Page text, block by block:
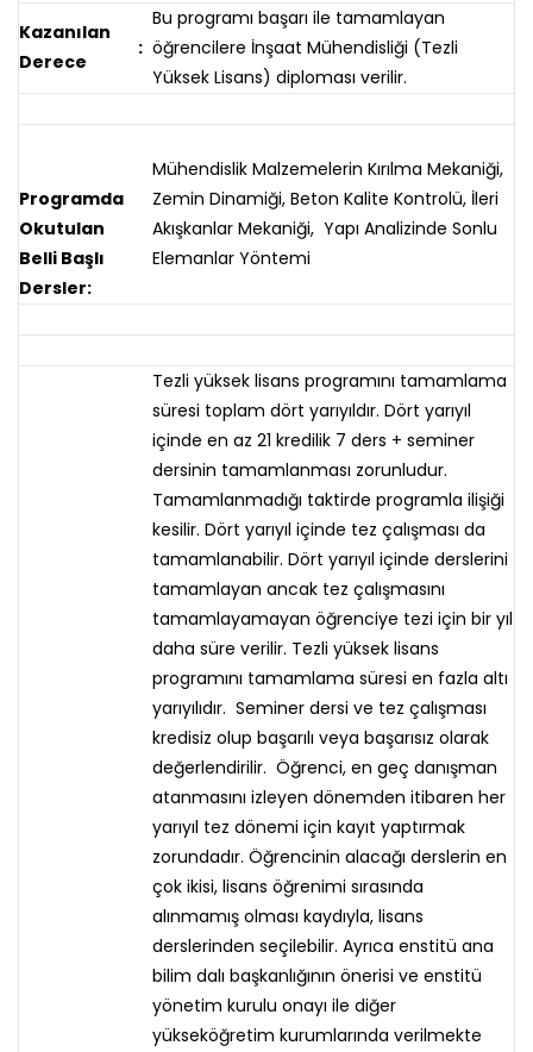
Kazanılan
Derece
:
Bu programı başarı ile tamamlayan
öğrencilere İnşaat Mühendisliği (Tezli
Yüksek Lisans) diploması verilir.
Programda
Okutulan
Belli Başlı
Dersler:
Mühendislik Malzemelerin Kırılma Mekaniği,
Zemin Dinamiği, Beton Kalite Kontrolü, İleri
Akışkanlar Mekaniği, Yapı Analizinde Sonlu
Elemanlar Yöntemi
Tezli yüksek lisans programını tamamlama
süresi toplam dört yarıyıldır. Dört yarıyıl
içinde en az 21 kredilik 7 ders + seminer
dersinin tamamlanması zorunludur.
Tamamlanmadığı taktirde programla ilişiği
kesilir. Dört yarıyıl içinde tez çalışması da
tamamlanabilir. Dört yarıyıl içinde derslerini
tamamlayan ancak tez çalışmasını
tamamlayamayan öğrenciye tezi için bir yıl
daha süre verilir. Tezli yüksek lisans
programını tamamlama süresi en fazla altı
yarıyılıdır. Seminer dersi ve tez çalışması
kredisiz olup başarılı veya başarısız olarak
değerlendirilir. Öğrenci, en geç danışman
atanmasını izleyen dönemden itibaren her
yarıyıl tez dönemi için kayıt yaptırmak
zorundadır. Öğrencinin alacağı derslerin en
çok ikisi, lisans öğrenimi sırasında
alınmamış olması kaydıyla, lisans
derslerinden seçilebilir. Ayrıca enstitü ana
bilim dalı başkanlığının önerisi ve enstitü
yönetim kurulu onayı ile diğer
yükseköğretim kurumlarında verilmekte